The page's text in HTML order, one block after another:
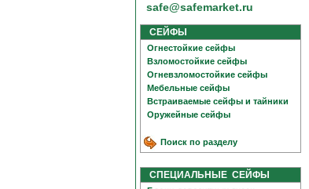
safe@safemarket.ru
СЕЙФЫ
Огнестойкие сейфы
Взломостойкие сейфы
Огневзломостойкие сейфы
Мебельные сейфы
Встраиваемые сейфы и тайники
Оружейные сейфы
Поиск по разделу
СПЕЦИАЛЬНЫЕ СЕЙФЫ